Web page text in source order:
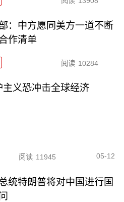
：中方愿同美方一道不断
作清单
阅读 10284
义恐冲击全球经济
阅读 11945 05-12
统特朗普将对中国进行国